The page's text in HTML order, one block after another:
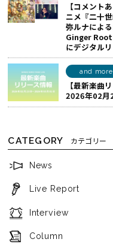
【コメント
ニメ『二十
弥ルナによ
Ginger Root
にデジタル
and more
【最新楽曲
2026年02月
CATEGORY カテゴリー
News
Live Report
Interview
Column